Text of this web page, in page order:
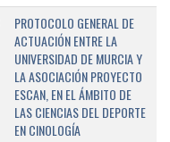
PROTOCOLO GENERAL DE
ACTUACIÓN ENTRE LA
UNIVERSIDAD DE MURCIA Y
LA ASOCIACIÓN PROYECTO
ESCAN, EN EL ÁMBITO DE
LAS CIENCIAS DEL DEPORTE
EN CINOLOGÍA